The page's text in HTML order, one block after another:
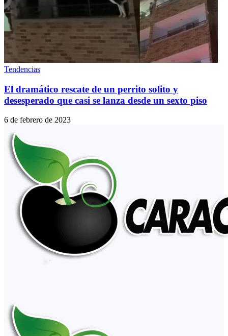
Tendencias
El dramático rescate de un perrito solito y
desesperado que casi se lanza desde un sexto piso
6 de febrero de 2023